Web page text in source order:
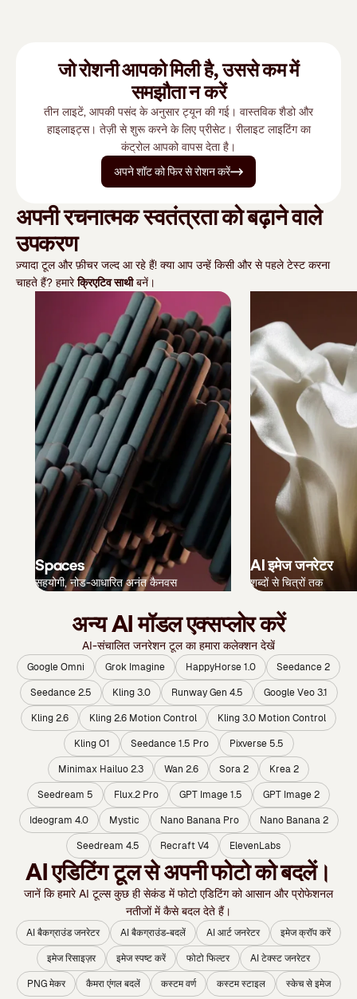
जो रोशनी आपको मिली है, उससे कम में
समझौता न करें
तीन लाइटें, आपकी पसंद के अनुसार ट्यून की गई। वास्तविक शैडो और
हाइलाइट्स। तेज़ी से शुरू करने के लिए प्रीसेट। रीलाइट लाइटिंग का
कंट्रोल आपको वापस देता है।
अपने शॉट को फिर से रोशन करें
अपनी रचनात्मक स्वतंत्रता को बढ़ाने वाले
उपकरण
ज़्यादा टूल और फ़ीचर जल्द आ रहे हैं! क्या आप उन्हें किसी और से पहले टेस्ट करना
चाहते हैं? हमारेक्रिएटिव साथीबनें।
Spaces
सहयोगी, नोड-आधारित अनंत कैनवस
AI इमेज जनरेटर
शब्दों से चित्रों तक
अन्य AI मॉडल एक्सप्लोर करें
AI-संचालित जनरेशन टूल का हमारा कलेक्शन देखें
Google Omni Grok Imagine HappyHorse 1.0
Seedance 2
Seedance 2.5
Kling 3.0 Runway Gen 4.5
Google Veo 3.1
Kling 2.6
Kling 2.6 Motion Control
Kling 3.0 Motion Control
Kling O1
Seedance 1.5 Pro
Pixverse 5.5
Minimax Hailuo 2.3
Wan 2.6 Sora 2
Krea 2
Seedream 5
Flux.2 Pro GPT Image 1.5
GPT Image 2
Ideogram 4.0
Mystic Nano Banana Pro
Nano Banana 2
Seedream 4.5
Recraft V4 ElevenLabs
AI एडिटिंग टूल से अपनी फोटो को बदलें।
जानें कि हमारे AI टूल्स कुछ ही सेकंड में फोटो एडिटिंग को आसान और प्रोफेशनल
नतीजों में कैसे बदल देते हैं।
AI बैकग्राउंड जनरेटर AI बैकग्राउंड-बदलें AI आर्ट जनरेटर
इमेज क्रॉप करें
इमेज रिसाइज़र
इमेज स्पष्ट करें फोटो फिल्टर
AI टेक्‍स्‍ट जनरेटर
PNG मेकर
कैमरा एंगल बदलें कस्टम वर्ण कस्‍टम स्‍टाइल स्केच से इमेज